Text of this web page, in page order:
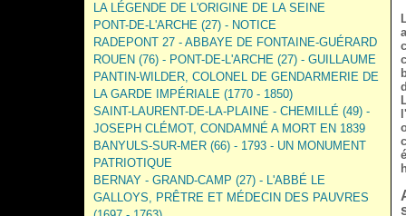
LA LÉGENDE DE L'ORIGINE DE LA SEINE
PONT-DE-L'ARCHE (27) - NOTICE
RADEPONT 27 - ABBAYE DE FONTAINE-GUÉRARD
ROUEN (76) - PONT-DE-L'ARCHE (27) - GUILLAUME
PANTIN-WILDER, COLONEL DE GENDARMERIE DE
LA GARDE IMPÉRIALE (1770 - 1850)
SAINT-LAURENT-DE-LA-PLAINE - CHEMILLÉ (49) -
JOSEPH CLÉMOT, CONDAMNÉ A MORT EN 1839
BANYULS-SUR-MER (66) - 1793 - UN MONUMENT
PATRIOTIQUE
BERNAY - GRAND-CAMP (27) - L'ABBÉ LE
GALLOYS, PRÊTRE ET MÉDECIN DES PAUVRES